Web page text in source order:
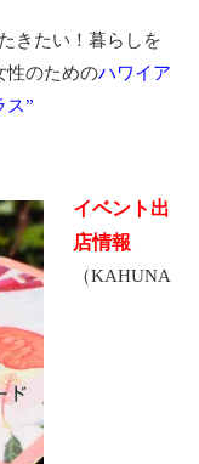
きたい！暮らしを
性のためのハワイア
ス”
イベント出
店情報
（KAHUNA